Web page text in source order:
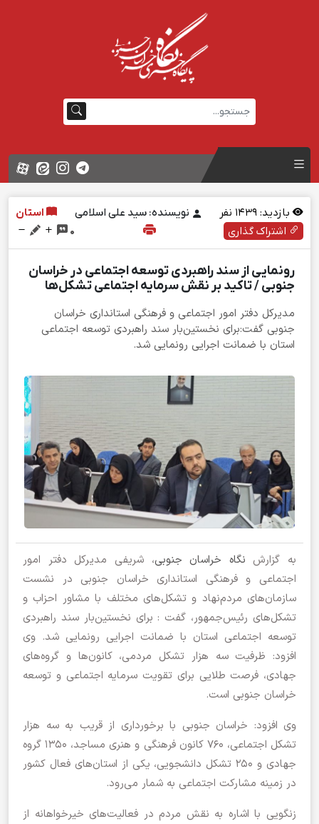
بازدید: نفر نویسنده: سید علی اسلامی
استان
اشتراک گذاری
0
رونمایی از سند راهبردی توسعه اجتماعی در خراسان
جنوبی / تاکید بر نقش سرمایه اجتماعی تشکل‌ها
مدیرکل دفتر امور اجتماعی و فرهنگی استانداری خراسان
جنوبی گفت:برای نخستین‌بار سند راهبردی توسعه اجتماعی
استان با ضمانت اجرایی رونمایی شد.
به گزارش نگاه خراسان جنوبی، شریفی مدیرکل دفتر امور
اجتماعی و فرهنگی استانداری خراسان جنوبی در نشست
سازمان‌های مردم‌نهاد و تشکل‌های مختلف با مشاور احزاب و
تشکل‌های رئیس‌جمهور، گفت : برای نخستین‌بار سند راهبردی
توسعه اجتماعی استان با ضمانت اجرایی رونمایی شد. وی
افزود: ظرفیت سه هزار تشکل مردمی، کانون‌ها و گروه‌های
جهادی، فرصت طلایی برای تقویت سرمایه اجتماعی و توسعه
خراسان جنوبی است.
وی افزود: خراسان جنوبی با برخورداری از قریب به سه هزار
تشکل اجتماعی، ۷۶۰ کانون فرهنگی و هنری مساجد، ۱۳۵۰ گروه
جهادی و ۲۵۰ تشکل دانشجویی، یکی از استان‌های فعال کشور
در زمینه مشارکت اجتماعی به شمار می‌رود.
زنگویی با اشاره به نقش مردم در فعالیت‌های خیرخواهانه از